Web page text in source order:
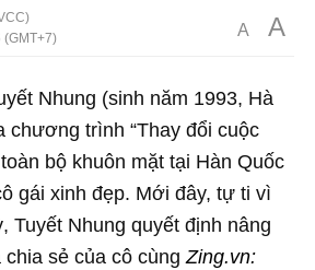
(GMT+7)
A A
Nhung (sinh năm 1993, Hà
chương trình “Thay đổi cuộc
bộ khuôn mặt tại Hàn Quốc
gái xinh đẹp. Mới đây, tự ti vì
Tuyết Nhung quyết định nâng
sẻ của cô cùngZing.vn: